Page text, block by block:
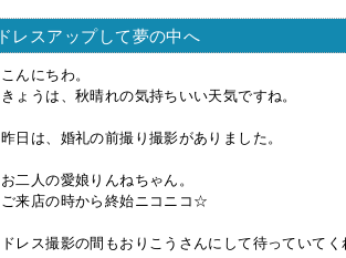
ドレスアップして夢の中へ
こんにちわ。
きょうは、秋晴れの気持ちいい天気ですね。
昨日は、婚礼の前撮り撮影がありました。
お二人の愛娘りんねちゃん。
ご来店の時から終始ニコニコ☆
ドレス撮影の間もおりこうさんにして待っていて